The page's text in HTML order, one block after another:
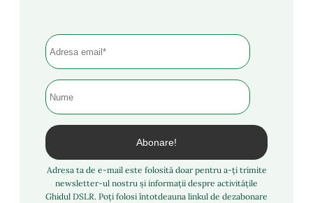
Adresa ta de e-mail este folosită doar pentru a-ți trimite
newsletter-ul nostru și informații despre activitățile
Ghidul DSLR. Poți folosi întotdeauna linkul de dezabonare